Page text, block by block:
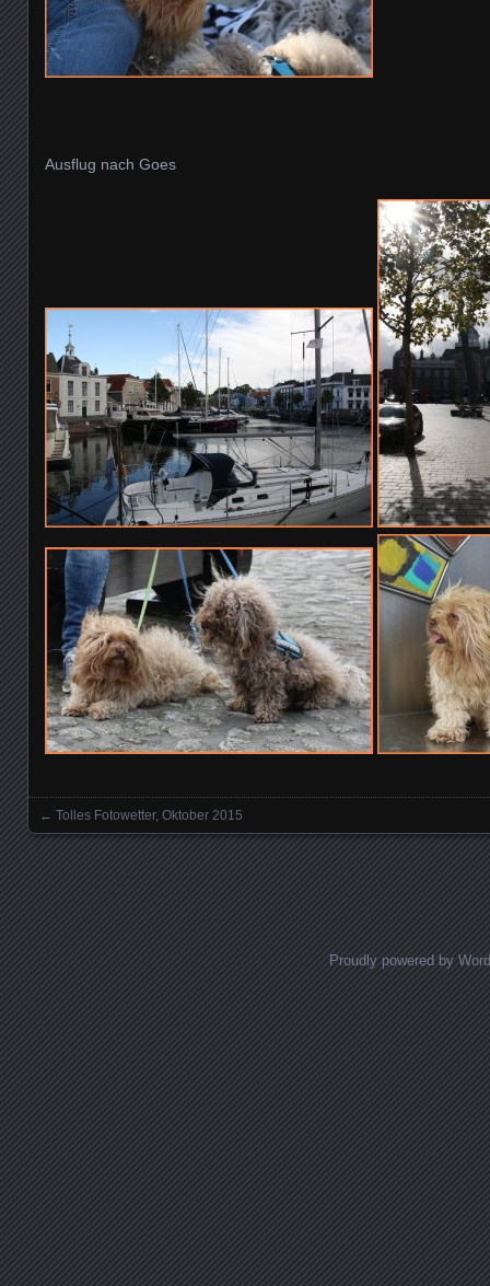
Ausflug nach Goes
Posts navigation
← Tolles Fotowetter, Oktober 2015
Proudly powered by